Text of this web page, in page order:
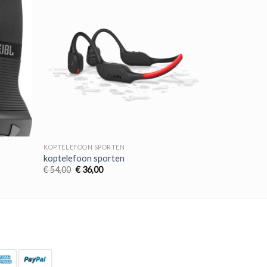
KOPTELEFOON SPORTEN
koptelefoon sporten
€54,00 Oorspronkelijke
€36,00Huidige